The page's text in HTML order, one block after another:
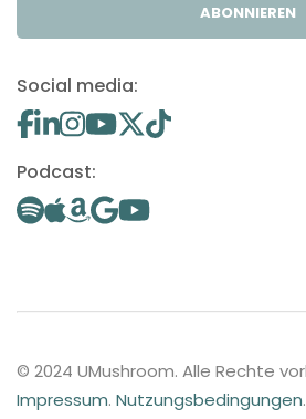
ABONNIEREN
Social media:
Podcast:
© 2024 UMushroom. Alle Rechte
Impressum. Nutzungsbedingungen.